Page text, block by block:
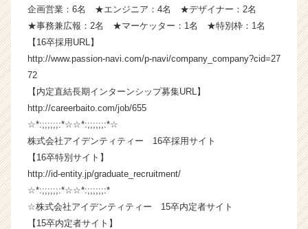
e
e
a
e
e
r）
企画営業：6名 ★エンジニア：4名 ★デザイナー：2名
★事務兼広報：2名 ★マーケッター：1名 ★特別枠：1名
【16卒採用URL】
http://www.passion-navi.com/p-navi/company_company?cid=27
72
【内定直結長期インターンシップ募集URL】
http://careerbaito.com/job/655
☆*:;;;;;;:*☆☆*:;;;;;;:*☆
株式会社アイデンティティー 16卒採用サイト
【16卒特別サイト】
http://id-entity.jp/graduate_recruitment/
☆*:;;;;;;:*☆☆*:;;;;;;:*
☆ 株式会社アイデンティティー 15卒内定者サイト
【15卒内定者サイト】